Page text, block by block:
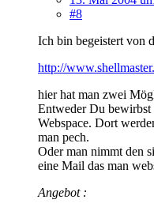
#8
Ich bin begeistert von
http://
hier hat man zwei
Entweder Du
Webspace. Dort
man pech.
Oder man nimmt den
eine Mail das man
Angebot :